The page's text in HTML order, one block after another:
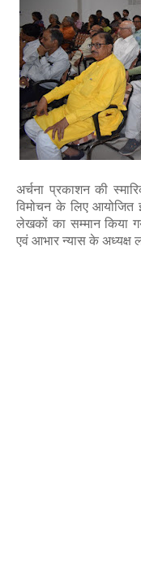
अर्चना प्रकाशन की
विमोचन के लिए
लेखकों का सम्मान किया
एवं आभार न्यास के अध्यक्ष